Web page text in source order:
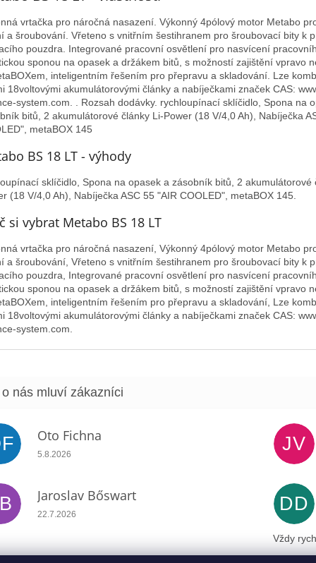
vrtačka pro náročná nasazení. Výkonný 4pólový motor Metabo
a šroubování. Vřeteno s vnitřním šestihranem pro šroubovací bity k
pouzdra. Integrované pracovní osvětlení pro nasvícení
sponou na opasek a držákem bitů, s možností zajištění vpravo
inteligentním řešením pro přepravu a skladování. Lze
18voltovými akumulátorovými články a nabíječkami značek CAS:
system.com. . Rozsah dodávky. rychloupínací sklíčidlo, Spona na
bitů, 2 akumulátorové články Li-Power (18 V/4,0 Ah), Nabíječka
metaBOX 145
BS 18 LT - výhody
sklíčidlo, Spona na opasek a zásobník bitů, 2 akumulátorové
(18 V/4,0 Ah), Nabíječka ASC 55 "AIR COOLED", metaBOX 145.
si vybrat Metabo BS 18 LT
vrtačka pro náročná nasazení, Výkonný 4pólový motor Metabo
a šroubování, Vřeteno s vnitřním šestihranem pro šroubovací bity k
pouzdra, Integrované pracovní osvětlení pro nasvícení
sponou na opasek a držákem bitů, s možností zajištění vpravo
inteligentním řešením pro přepravu a skladování, Lze
18voltovými akumulátorovými články a nabíječkami značek CAS:
system.com.
Oto Fichna
Hodnocení obchodu je 5 z 5 hvězdiček.
5.8.2026 JV
Jaroslav Bőswart
Hodnocení obchodu je 5 z 5 hvězdiček.
22.7.2026 DD
Vždy